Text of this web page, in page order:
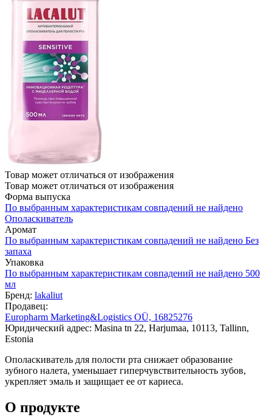
Товар может отличаться от изображения
Товар может отличаться от изображения
Форма выпуска
По выбранным характеристикам совпадений не найдено
Ополаскиватель
Аромат
По выбранным характеристикам совпадений не найдено Без
запаха
Упаковка
По выбранным характеристикам совпадений не найдено 500
мл
Бренд: lakaliut
Продавец:
Europharm Marketing&Logistics OÜ, 16825276
Юридический адрес: Masina tn 22, Harjumaa, 10113, Tallinn,
Estonia
Ополаскиватель для полости рта снижает образование
зубного налета, уменьшает гиперчувствительность зубов,
укрепляет эмаль и защищает ее от кариеса.
О продукте